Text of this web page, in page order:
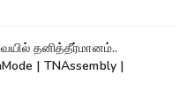
தனித்தீர்மானம்..
| TNAssembly |